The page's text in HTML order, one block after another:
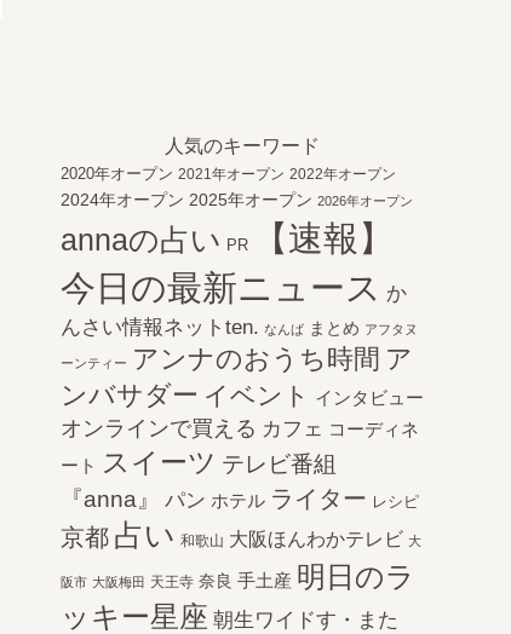
人気のキーワード
2020年オープン 2021年オープン 2022年オープン
2024年オープン 2025年オープン 2026年オープン
annaの占い PR
【速報】
今日の最新ニュース か
んさい情報ネットten. なんば まとめ アフタヌ
ーンティー アンナのおうち時間 ア
ンバサダー イベント インタビュー
オンラインで買える カフェ コーディネ
ート
スイーツ テレビ番組
『anna』
パン ホテル ライター レシピ
京都 占い 和歌山 大阪ほんわかテレビ 大
阪市 大阪梅田 天王寺 奈良 手土産 明日のラ
ッキー星座 朝生ワイドす・また